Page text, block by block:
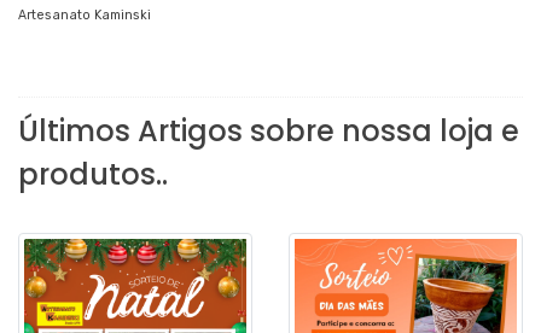
Artesanato Kaminski
Últimos Artigos sobre nossa loja e
produtos..